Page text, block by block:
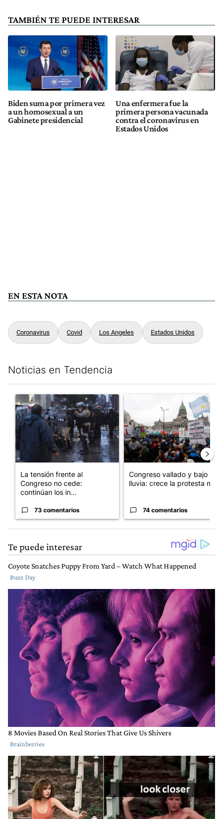
TAMBIÉN TE PUEDE INTERESAR
Biden suma por primera vez
a un homosexual a un
Gabinete presidencial
Una enfermera fue la
primera persona vacunada
contra el coronavirus en
Estados Unidos
EN ESTA NOTA
Coronavirus Covid Los Angeles Estados Unidos
Noticias en Tendencia
Un artículo de tendencia con el título "La tensión frente al
La tensión frente al
Congreso no cede:
continúan los in...
73 comentarios
Un artículo de tendencia
Congreso vallado y bajo la
lluvia: crece la protesta mi...
74 comentarios